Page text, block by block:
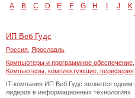
A
B C D E F G H J
K
ИП Веб Гудс
Россия Ярославль
Компьютеры и программное обеспечение
Компьютеры, комплектующие, периферия
IT-компания ИП Веб Гудс является одним
лидеров в информационных технологиях.